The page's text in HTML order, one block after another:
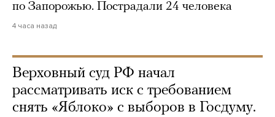
по Запорожью. Пострадали 24 человека
4 часа назад
Верховный суд РФ начал
рассматривать иск с требованием
снять «Яблоко» с выборов в Госдуму.